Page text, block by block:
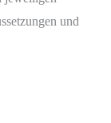
und